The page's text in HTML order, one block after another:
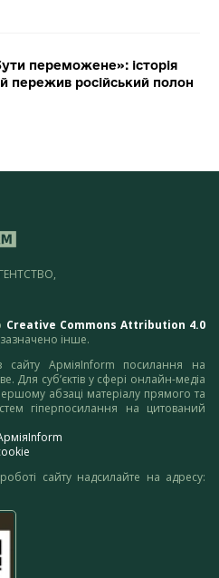
переможене»: історія
пережив російський полон
Creative Commons Attribution 4.0
інше.
сайту АрміяInform посилання на
Для суб’єктів у сфері онлайн-медіа
абзаці матеріалу прямого та
гіперпосилання на цитований
сайту надсилайте на адресу: